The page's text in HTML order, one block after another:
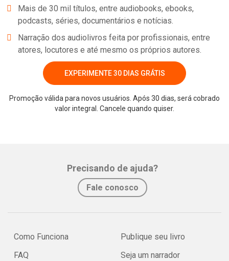
Mais de 30 mil títulos, entre audiobooks, ebooks,
podcasts, séries, documentários e notícias.
Narração dos audiolivros feita por profissionais, entre
atores, locutores e até mesmo os próprios autores.
EXPERIMENTE 30 DIAS GRÁTIS
Promoção válida para novos usuários. Após 30 dias, será cobrado
valor integral. Cancele quando quiser.
Precisando de ajuda?
Fale conosco
Como Funciona
FAQ
Publique seu livro
Seja um narrador